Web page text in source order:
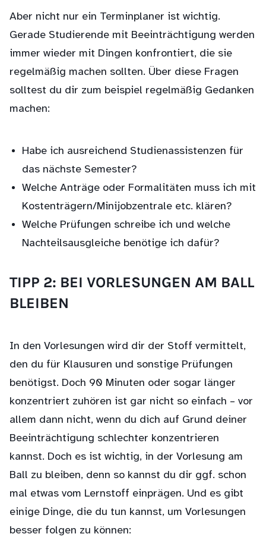
Aber nicht nur ein Terminplaner ist wichtig.
Gerade Studierende mit Beeinträchtigung werden
immer wieder mit Dingen konfrontiert, die sie
regelmäßig machen sollten. Über diese Fragen
solltest du dir zum beispiel regelmäßig Gedanken
machen:
Habe ich ausreichend Studienassistenzen für
das nächste Semester?
Welche Anträge oder Formalitäten muss ich mit
Kostenträgern/Minijobzentrale etc. klären?
Welche Prüfungen schreibe ich und welche
Nachteilsausgleiche benötige ich dafür?
TIPP 2: BEI VORLESUNGEN AM BALL
BLEIBEN
In den Vorlesungen wird dir der Stoff vermittelt,
den du für Klausuren und sonstige Prüfungen
benötigst. Doch 90 Minuten oder sogar länger
konzentriert zuhören ist gar nicht so einfach – vor
allem dann nicht, wenn du dich auf Grund deiner
Beeinträchtigung schlechter konzentrieren
kannst. Doch es ist wichtig, in der Vorlesung am
Ball zu bleiben, denn so kannst du dir ggf. schon
mal etwas vom Lernstoff einprägen. Und es gibt
einige Dinge, die du tun kannst, um Vorlesungen
besser folgen zu können: